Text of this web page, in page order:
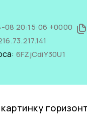
08 20:15:06 +0000
6FZjCdiY30U1